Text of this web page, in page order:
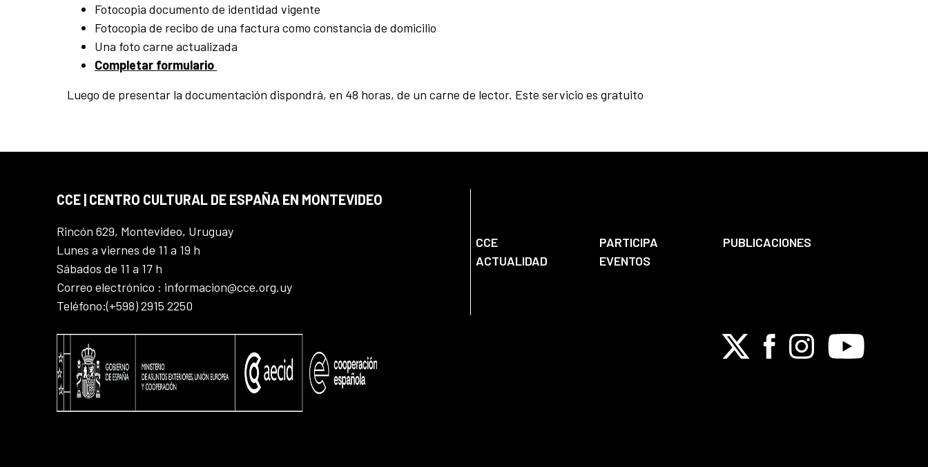
Fotocopia documento de identidad vigente
Fotocopia de recibo de una factura como constancia de domicilio
Una foto carne actualizada
Completar formulario
Luego de presentar la documentación dispondrá, en 48 horas, de un carne de lector. Este servicio es gratuito
CCE | CENTRO CULTURAL DE ESPAÑA EN MONTEVIDEO
Rincón 629, Montevideo, Uruguay
Lunes a viernes de 11 a 19 h
Sábados de 11 a 17 h
Correo electrónico : informacion@cce.org.uy
Teléfono:(+598) 2915 2250
CCE PARTICIPA
PUBLICACIONES
ACTUALIDAD
EVENTOS
X FacebookInstagramYoutube